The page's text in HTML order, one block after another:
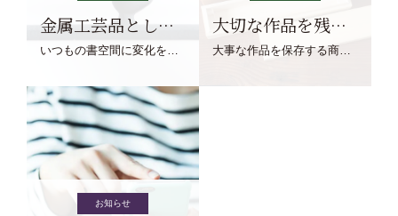
金属工芸品としての文鎮 大切な作品を残す作品保存商品
お知らせ